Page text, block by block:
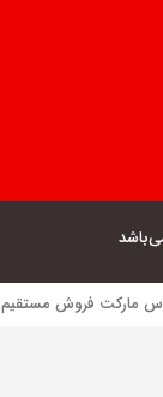
فروش مستقیم محصولات با کمترین